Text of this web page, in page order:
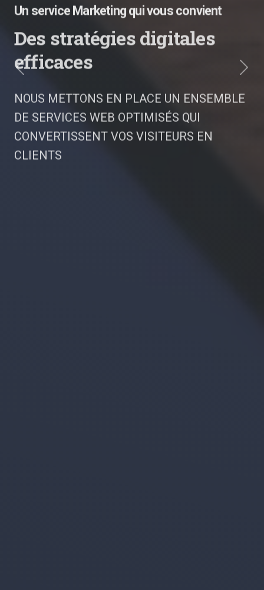
Un service Marketing qui vous convient
Des stratégies digitales
efficaces
NOUS METTONS EN PLACE UN ENSEMBLE
DE SERVICES WEB OPTIMISÉS QUI
CONVERTISSENT VOS VISITEURS EN
CLIENTS